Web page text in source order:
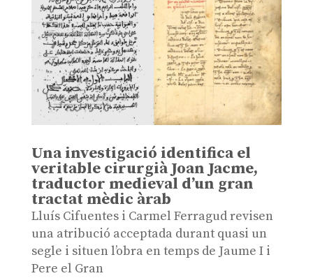
Una investigació identifica el
veritable cirurgià Joan Jacme,
traductor medieval d’un gran
tractat mèdic àrab
Lluís Cifuentes i Carmel Ferragud revisen
una atribució acceptada durant quasi un
segle i situen l’obra en temps de Jaume I i
Pere el Gran